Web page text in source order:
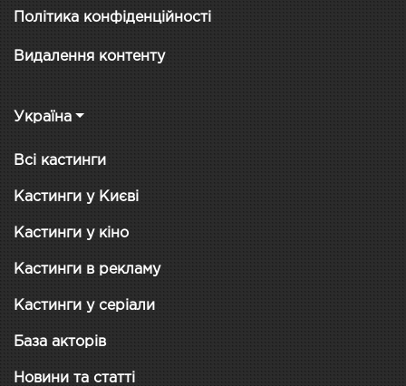
Політика конфіденційності
Видалення контенту
Україна
Всі кастинги
Кастинги у Києві
Кастинги у кіно
Кастинги в рекламу
Кастинги у серіали
База акторів
Новини та статті